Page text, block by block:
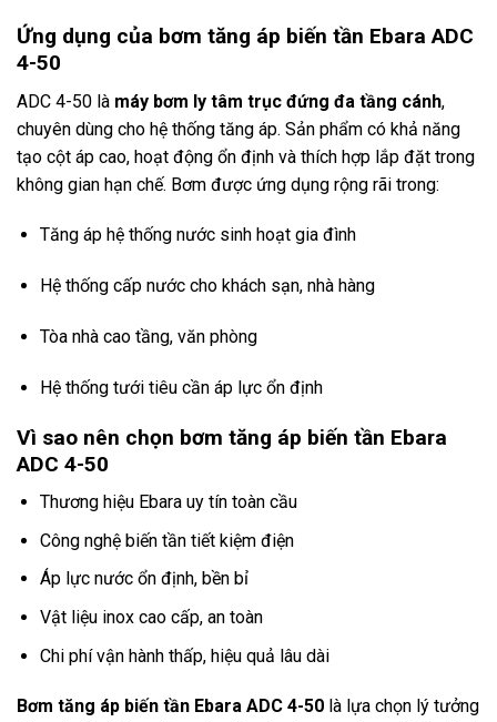
Ứng dụng của bơm tăng áp biến tần Ebara ADC
4-50
ADC 4-50 là máy bơm ly tâm trục đứng đa tầng cánh,
chuyên dùng cho hệ thống tăng áp. Sản phẩm có khả năng
tạo cột áp cao, hoạt động ổn định và thích hợp lắp đặt trong
không gian hạn chế. Bơm được ứng dụng rộng rãi trong:
Tăng áp hệ thống nước sinh hoạt gia đình
Hệ thống cấp nước cho khách sạn, nhà hàng
Tòa nhà cao tầng, văn phòng
Hệ thống tưới tiêu cần áp lực ổn định
Vì sao nên chọn bơm tăng áp biến tần Ebara
ADC 4-50
Thương hiệu Ebarauy tín toàn cầu
Công nghệ biến tần tiết kiệm điện
Áp lực nước ổn định, bền bỉ
Vật liệu inox cao cấp, an toàn
Chi phí vận hành thấp, hiệu quả lâu dài
Bơm tăng áp biến tần Ebara ADC 4-50 là lựa chọn lý tưởng